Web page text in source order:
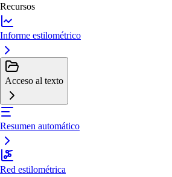
Recursos
Informe estilométrico
Acceso al texto
Resumen automático
Red estilométrica